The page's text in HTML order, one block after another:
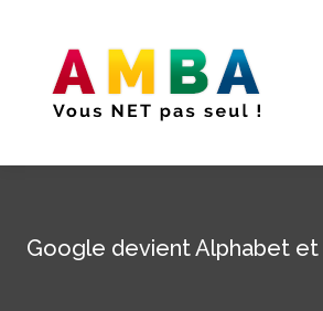
Google devient Alphabet